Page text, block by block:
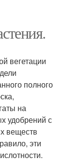
вегетации
полного
на
удобрений с
веществ
эти